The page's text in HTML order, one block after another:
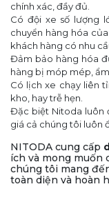
chính xác, đầy đủ.
Có đội xe số lượng
chuyển hàng hóa
khách hàng có nhu
Đảm bảo hàng hóa
hàng bị móp mép,
Có lịch xe chạy liên
kho, hay trễ hẹn.
Đặc biệt Nitoda luôn
giá cả chúng tôi luôn
NITODA cung cấp
ích và mong muốn
chúng tôi mang
toàn diện và hoàn